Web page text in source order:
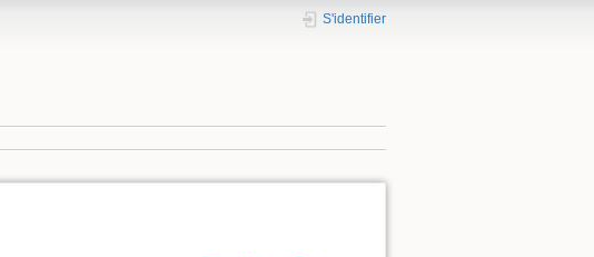
S'identifier